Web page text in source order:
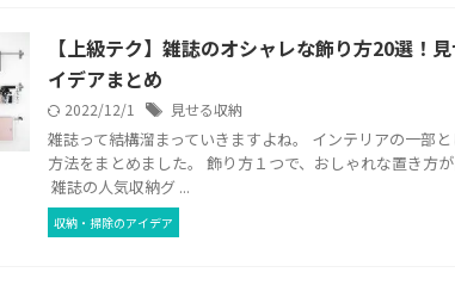
【上級テク】雑誌のオシャレな飾り方20選！
イデアまとめ
2022/12/1 見せる収納
雑誌って結構溜まっていきますよね。 インテリアの一部
方法をまとめました。 飾り方１つで、おしゃれな置き方
雑誌の人気収納グ ...
収納・掃除のアイデア